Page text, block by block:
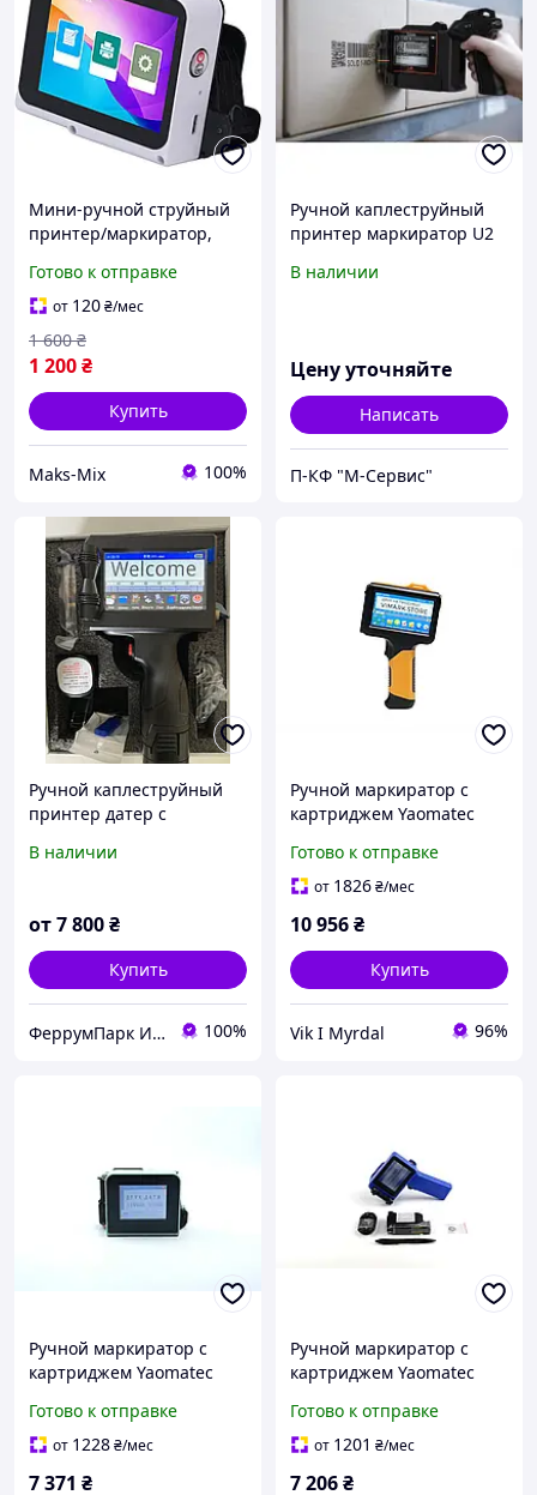
Мини-ручной струйный
принтер/маркиратор,
языков, портативный
принтер с сенсорным
экраном HD
Готово к отправке
от 120₴/мес
1 200₴
1 600 ₴
Купить
Maks-Mix 100%
Ручной каплеструйный
принтер маркиратор U2
В наличии
Цену уточняйте
Написать
П-КФ "М-Сервис"
Ручной каплеструйный
принтер датер с
В наличии
от7 800₴
Купить
ФеррумПарк Интернет магазин 100%
Ручной маркиратор c
картриджем Yaomatec
каплеструйный принтер.
Готово к отправке
от 1826₴/мес
10 956₴
Купить
Vik I Myrdal 96%
Ручной маркиратор с
картриджем Yaomatec
принтер датировщик
Готово к отправке
от 1228₴/мес
7 371 ₴
Ручной маркиратор с
картриджем Yaomatec
Q-compact Blue
Готово к отправке
от 1201 ₴/мес
7 206₴